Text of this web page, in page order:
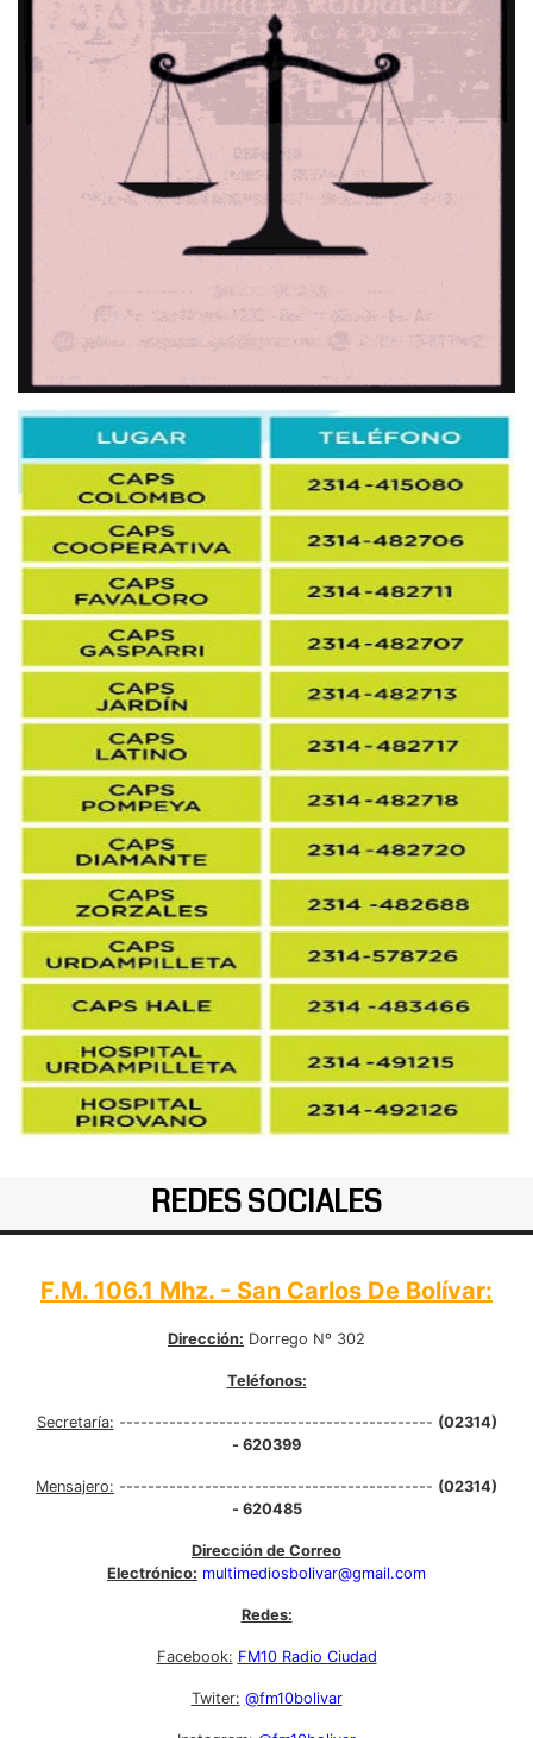
REDES SOCIALES
F.M. 106.1 Mhz. - San Carlos De Bolívar:
Dirección: Dorrego Nº 302
Teléfonos:
Secretaría: -------------------------------------------- (02314)
- 620399
Mensajero: -------------------------------------------- (02314)
- 620485
Dirección de Correo
Electrónico: multimediosbolivar@gmail.com
Redes:
Facebook: FM10 Radio Ciudad
Twiter: @fm10bolivar